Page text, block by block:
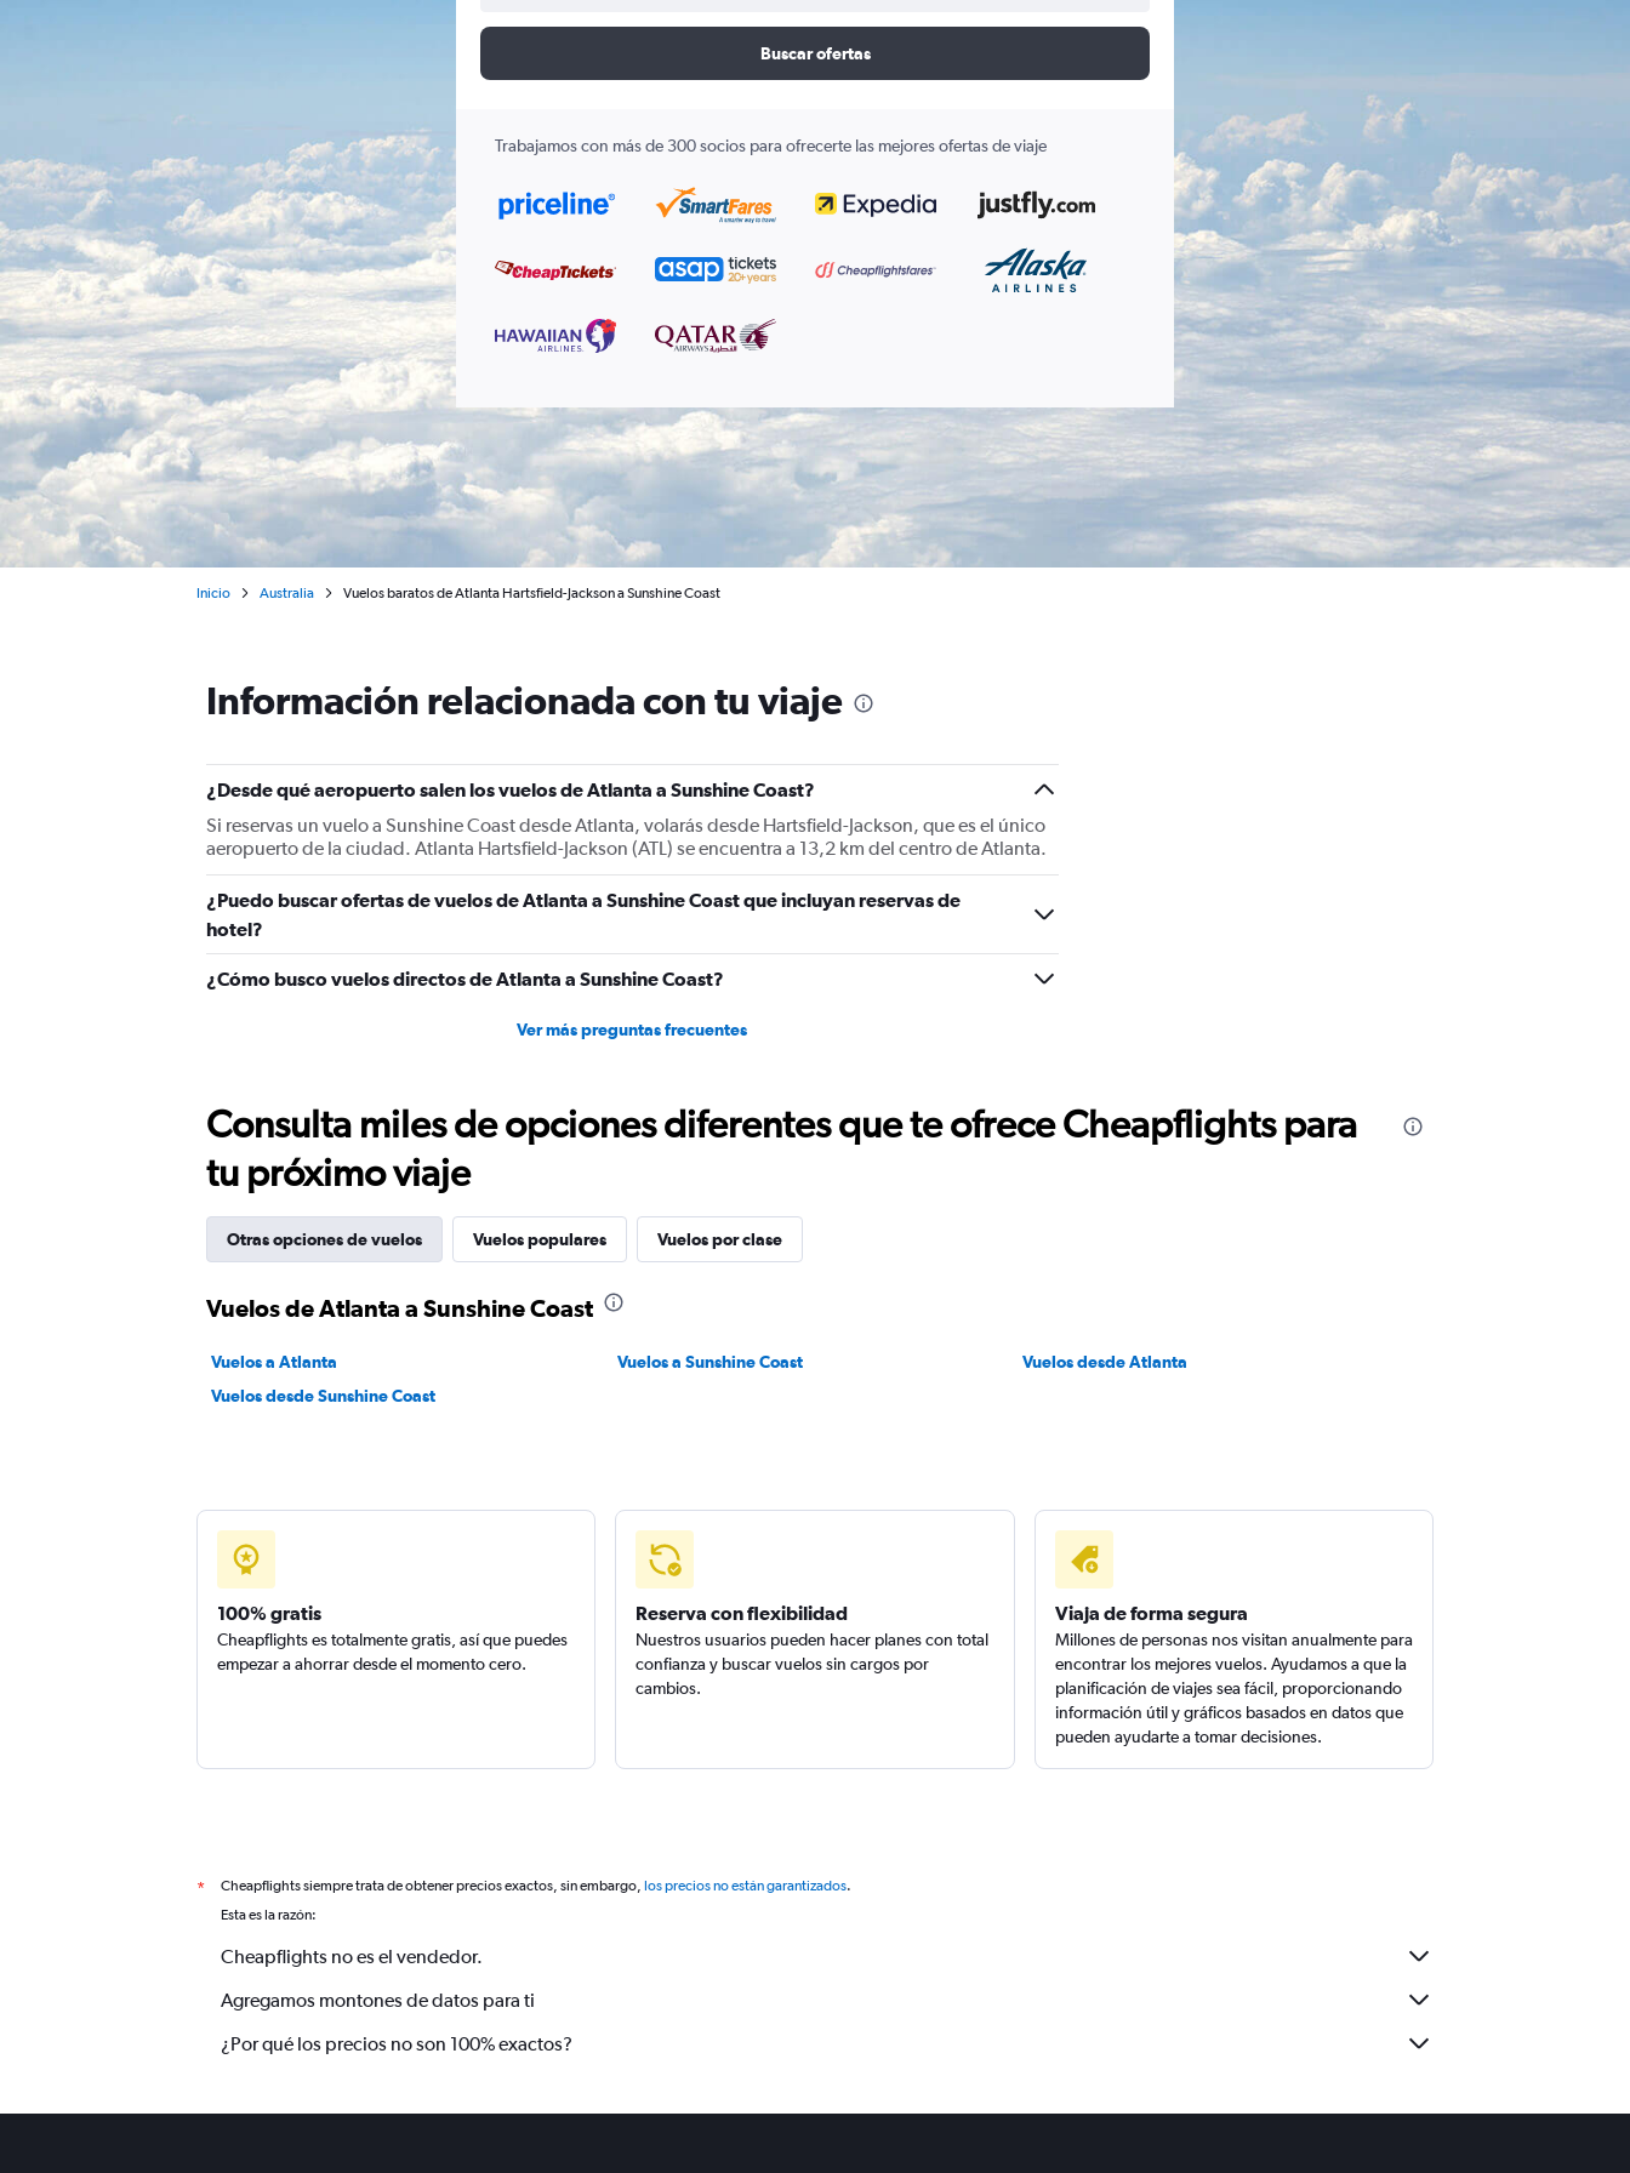
Buscar ofertas
Trabajamos con más de 300 socios para ofrecerte las mejores ofertas de viaje
Inicio Australia Vuelos baratos de Atlanta Hartsfield-Jackson a Sunshine Coast
Información relacionada con tu viaje
¿Desde qué aeropuerto salen los vuelos de Atlanta a Sunshine Coast?
Si reservas un vuelo a Sunshine Coast desde Atlanta, volarás desde Hartsfield-Jackson, que es el único
aeropuerto de la ciudad. Atlanta Hartsfield-Jackson (ATL) se encuentra a 13,2 km del centro de Atlanta.
¿Puedo buscar ofertas de vuelos de Atlanta a Sunshine Coast que incluyan reservas de
hotel?
¿Cómo busco vuelos directos de Atlanta a Sunshine Coast?
Ver más preguntas frecuentes
Consulta miles de opciones diferentes que te ofrece Cheapflights para
tu próximo viaje
Otras opciones de vuelos Vuelos populares Vuelos por clase
Vuelos de Atlanta a Sunshine Coast
Vuelos a Atlanta Vuelos a Sunshine Coast
Vuelos desde Atlanta
Vuelos desde Sunshine Coast
100% gratis
Cheapflights es totalmente gratis, así que puedes
empezar a ahorrar desde el momento cero.
Reserva con flexibilidad
Nuestros usuarios pueden hacer planes con total
confianza y buscar vuelos sin cargos por
cambios.
Viaja de forma segura
Millones de personas nos visitan anualmente para
encontrar los mejores vuelos. Ayudamos a que la
planificación de viajes sea fácil, proporcionando
información útil y gráficos basados en datos que
pueden ayudarte a tomar decisiones.
* Cheapflights siempre trata de obtener precios exactos, sin embargo, los precios no están garantizados.
Esta es la razón:
Cheapflights no es el vendedor.
Agregamos montones de datos para ti
¿Por qué los precios no son 100% exactos?